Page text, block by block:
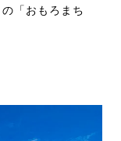
「おもろまち